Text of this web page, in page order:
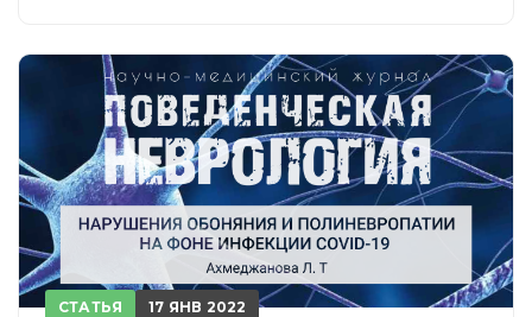
СТАТЬЯ 17 ЯНВ 2022